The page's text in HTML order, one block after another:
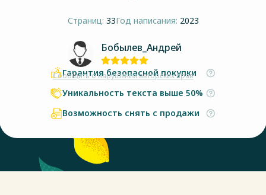
Страниц: 33Год написания: 2023
Бобылев_Андрей
Сообщить о нарушении авторских прав
Гарантия безопасной покупки
Уникальность текста выше 50%
Возможность снять с продажи